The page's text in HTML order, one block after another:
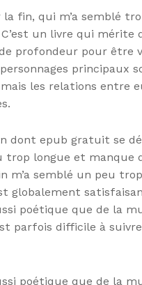
la fin, qui m’a semblé
un livre qui mérite
profondeur pour être
principaux
les relations entre
dont epub gratuit se
trop longue et manque
m’a semblé un peu
globalement
poétique que de la
parfois difficile à
poétique que de la